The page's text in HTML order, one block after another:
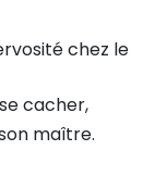
chez le
cacher,
maître.